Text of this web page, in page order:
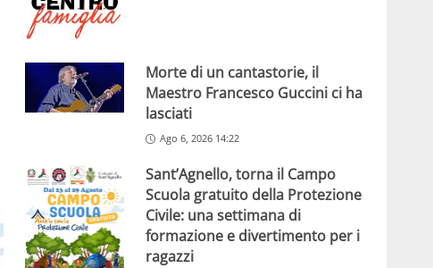
Morte di un cantastorie, il
Maestro Francesco Guccini ci ha
lasciati
Ago 6, 2026 14:22
Sant’Agnello, torna il Campo
Scuola gratuito della Protezione
Civile: una settimana di
formazione e divertimento per i
ragazzi